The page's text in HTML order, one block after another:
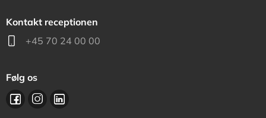
Kontakt receptionen
+45 70 24 00 00
Følg os